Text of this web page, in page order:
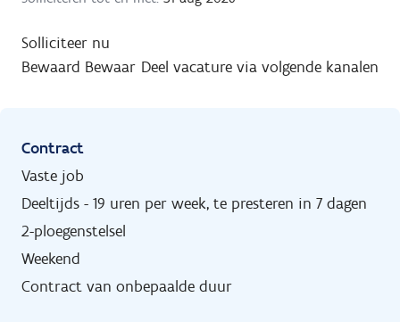
Solliciteer nu
Bewaard Bewaar Deel vacature via volgende kanalen
Contract
Vaste job
Deeltijds - 19 uren per week, te presteren in 7 dagen
2-ploegenstelsel
Weekend
Contract van onbepaalde duur